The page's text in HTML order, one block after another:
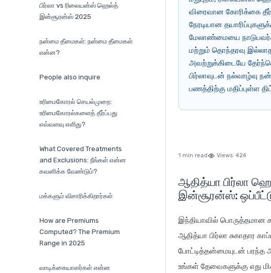
பிர்லா vs ரிலையன்ஸ் ஹெல்த்
இன்சூரன்ஸ் 2025
நன்மை தீமைகள்: நன்மை தீமைகள்
என்ன?
People also inquire
உரிமைகோரல் செயல்முறை:
உரிமைகோரல்களைத் தீர்ப்பது
எவ்வளவு எளிது?
What Covered Treatments
and Exclusions: நீங்கள் என்ன
கவனிக்க வேண்டும்?
மக்களும் விசாரிக்கிறார்கள்
How are Premiums
Computed? The Premium
Range in 2025
வாடிக்கையாளர்கள் என்ன
விரைவான கோரிக்கை
நேரடியான
மேலாண்மையை
மற்றும் தொந்தரவு
அவற்றுக்கிடையே
பிர்லாவுடன் நல்வாழ்வு
பணத்திற்கு மதிப்புள்ள
1 min read Views: 424
ஆதித்யா பிர்லா
இன்சூரன்ஸ்:
இந்தியாவில் பொருத்தமான
ஆதித்யா பிர்லா சுகாதார
போட்டித்தன்மையுடன் பரந்த
உங்கள் தேவைகளுக்கு எது